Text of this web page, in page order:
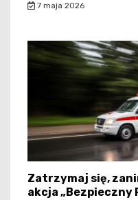
7 maja 2026
Zatrzymaj się,
akcja „Bezpieczny